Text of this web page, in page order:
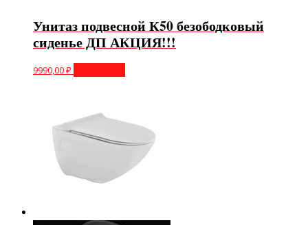
Унитаз подвесной К50 безободковый
сиденье ДП АКЦИЯ!!!
9990,00₽